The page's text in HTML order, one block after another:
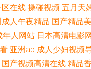
列 国产九区在线视频 日韩交片
片网站在线 黄色小视频网站 97
日韩ac 狼友91 欧日不卡 91香
在线 操碰视频 五月天
人午夜精品 国产精品
年人网站 日本高清电影
亚洲ab 成人少妇视频
国产视频高清在线 精品